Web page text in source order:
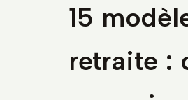
15
retraite :